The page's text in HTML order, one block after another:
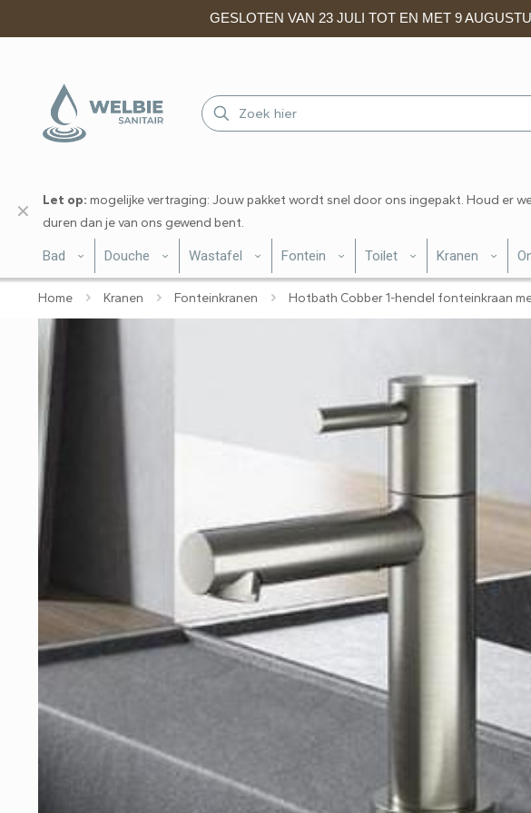
GESLOTEN VAN 23 JULI TOT EN MET 9
Let op: mogelijke vertraging: Jouw pakket wordt snel door ons ingepakt. Houd er
duren dan je van ons gewend bent.
✕
Bad Douche Wastafel Fontein Toilet Kranen
Home Kranen Fonteinkranen Hotbath Cobber 1-hendel fonteinkraan